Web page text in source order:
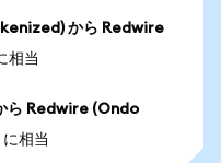
から Redwire
相当
ら Redwire (Ondo
相当